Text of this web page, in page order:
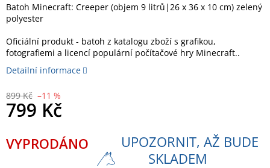
Batoh Minecraft: Creeper (objem 9 litrů|26 x 36 x 10 cm) zelený
polyester
Oficiální produkt - batoh z katalogu zboží s grafikou,
fotografiemi a licencí populární počítačové hry Minecraft..
Detailní informace
899 Kč –11 %
799 Kč
cena:
VYPRODÁNO
UPOZORNIT, AŽ BUDE
SKLADEM